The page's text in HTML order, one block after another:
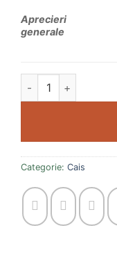
Aprecieri
generale
Cantitate Cais Elmar
Categorie: Cais